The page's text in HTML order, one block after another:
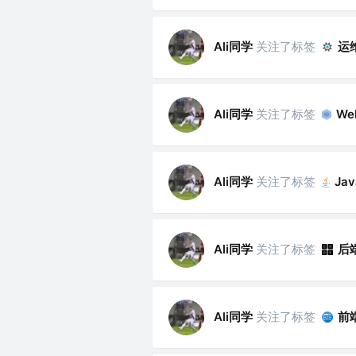
Ali同学 关注了标签 运
Ali同学 关注了标签
Ali同学 关注了标签
Ali同学 关注了标签 后
Ali同学 关注了标签 前